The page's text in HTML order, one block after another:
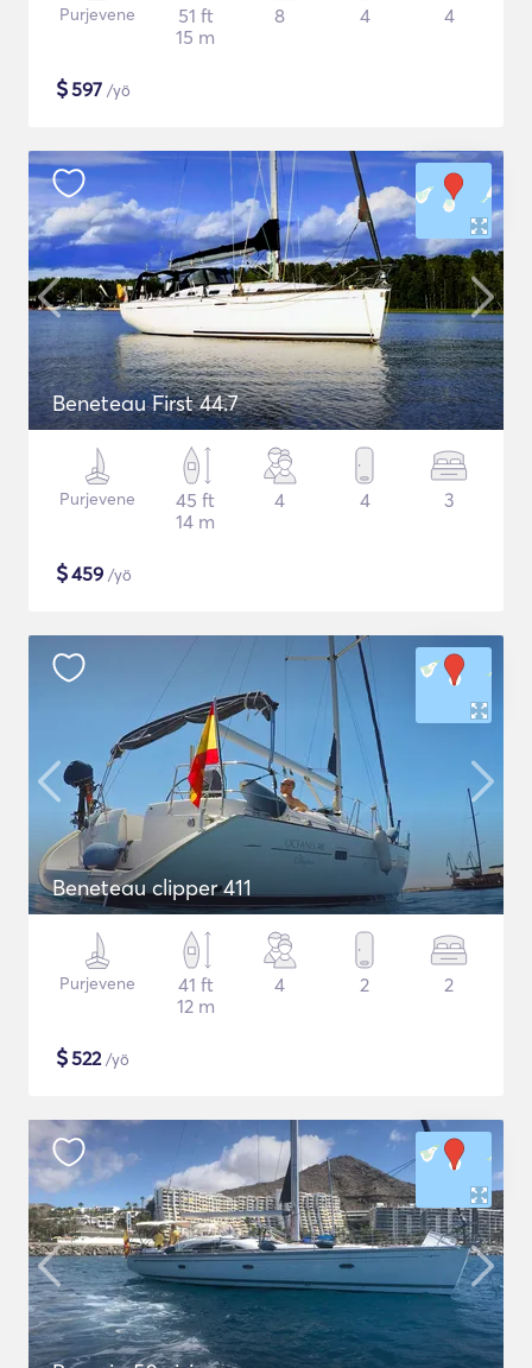
Purjevene
51 ft
15 m
8 4 4
$597 /yö
Beneteau First 44.7
Purjevene
45 ft
14 m
4 4 3
$459 /yö
Beneteau clipper 411
Purjevene
41 ft
12 m
4 2 2
$522/yö